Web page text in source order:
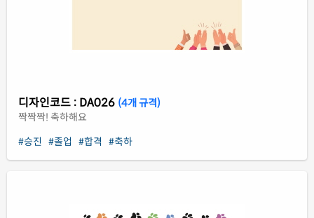
디자인코드 : DA026 (4개 규격)
짝짝짝! 축하해요
#승진
#졸업 #합격 #축하